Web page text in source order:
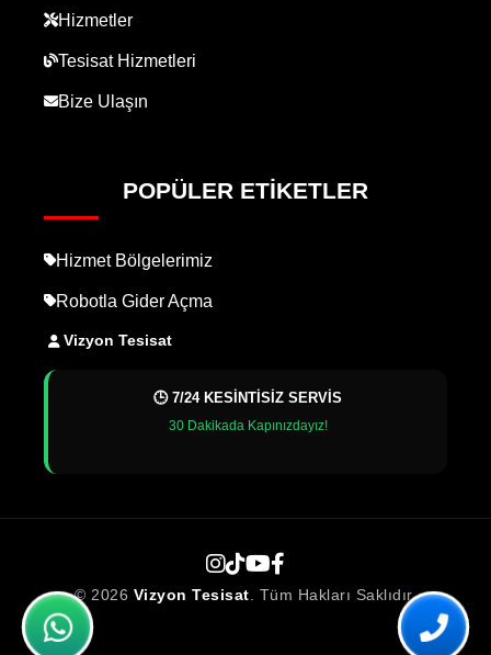
Hizmetler
Tesisat Hizmetleri
Bize Ulaşın
POPÜLER ETIKETLER
Hizmet Bölgelerimiz
Robotla Gider Açma
Vizyon Tesisat
🕒 7/24 KESİNTİSİZ SERVİS
30 Dakikada Kapınızdayız!
© 2026 Vizyon Tesisat. Tüm Hakları Saklıdır.